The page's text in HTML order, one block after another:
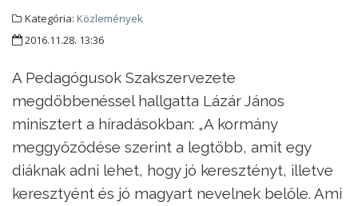
Kategória: Közlemények
2016.11.28. 13:36
A Pedagógusok Szakszervezete
megdöbbenéssel hallgatta Lázár János
minisztert a híradásokban: „A kormány
meggyőződése szerint a legtöbb, amit egy
diáknak adni lehet, hogy jó keresztényt, illetve
keresztyént és jó magyart nevelnek belőle. Ami